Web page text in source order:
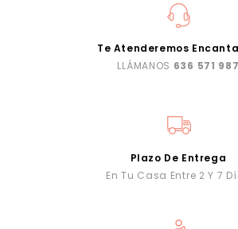
Te Atenderemos
LLÁMANOS 636 571 987
Plazo De Entrega
En Tu Casa Entre 2 Y 7